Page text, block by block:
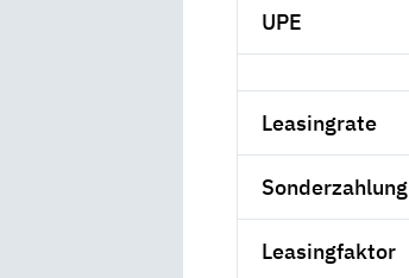
UPE
Leasingrate
Sonderzahlung
Leasingfaktor